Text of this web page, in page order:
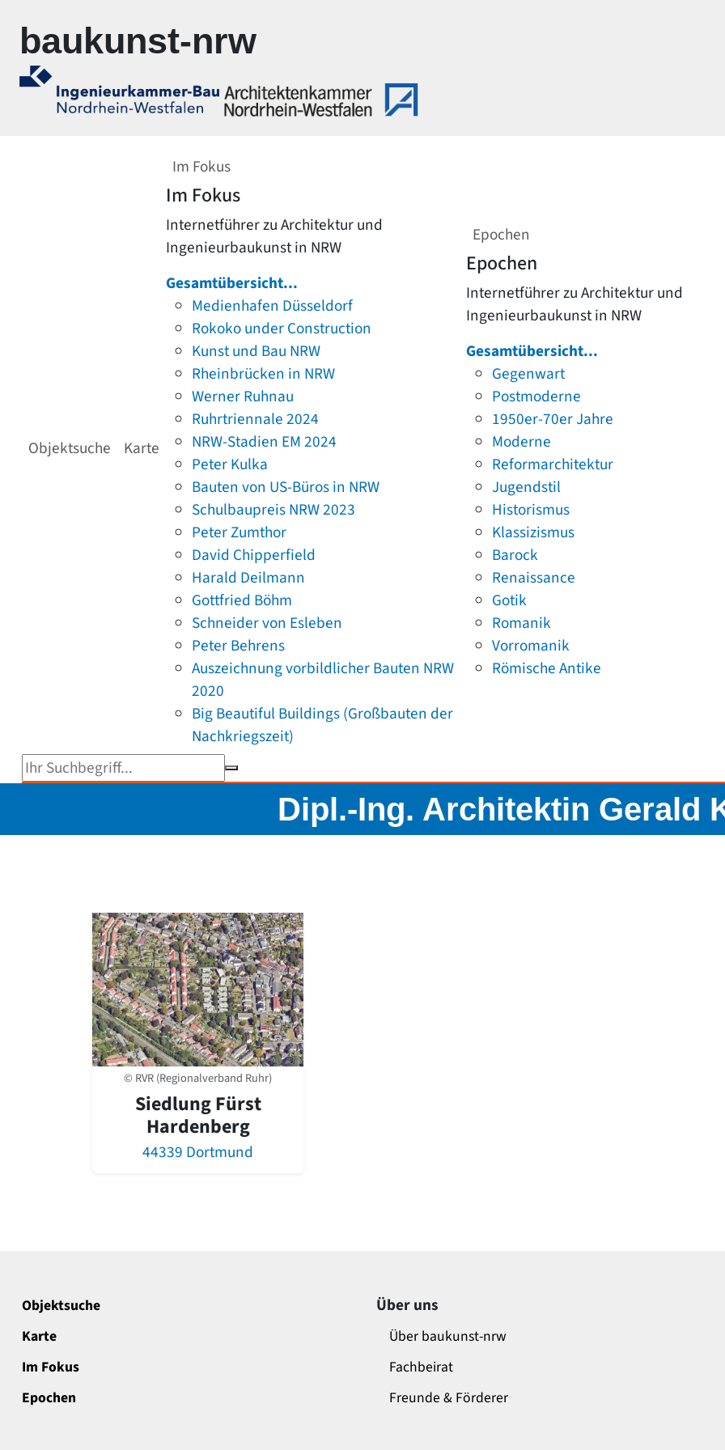
baukunst-nrw
Objektsuche Karte
Im Fokus
Im Fokus
Internetführer zu Architektur und
Ingenieurbaukunst in NRW
Gesamtübersicht...
Medienhafen Düsseldorf
Rokoko under Construction
Kunst und Bau NRW
Rheinbrücken in NRW
Werner Ruhnau
Ruhrtriennale 2024
NRW-Stadien EM 2024
Peter Kulka
Bauten von US-Büros in NRW
Schulbaupreis NRW 2023
Peter Zumthor
David Chipperfield
Harald Deilmann
Gottfried Böhm
Schneider von Esleben
Peter Behrens
Auszeichnung vorbildlicher Bauten NRW
2020
Big Beautiful Buildings (Großbauten der
Nachkriegszeit)
Epochen
Epochen
Internetführer zu Architektur und
Ingenieurbaukunst in NRW
Gesamtübersicht...
Gegenwart
Postmoderne
1950er-70er Jahre
Moderne
Reformarchitektur
Jugendstil
Historismus
Klassizismus
Barock
Renaissance
Gotik
Romanik
Vorromanik
Römische Antike
Suchbegriff eingeben
Dipl.-Ing. Architektin Gerald
© RVR (Regionalverband Ruhr)
Siedlung Fürst
Hardenberg
44339 Dortmund
Objektsuche
Karte
Im Fokus
Epochen
Über uns
Über baukunst-nrw
Fachbeirat
Freunde & Förderer